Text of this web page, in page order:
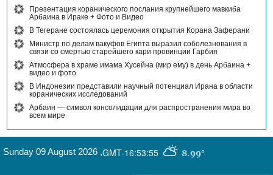
Презентация коранического послания крупнейшего мавкиба
Арбаина в Ираке + Фото и Видео
В Тегеране состоялась церемония открытия Корана Заферани
Министр по делам вакуфов Египта выразил соболезнования в
связи со смертью старейшего кари провинции Гарбия
Атмосфера в храме имама Хусейна (мир ему) в день Арбаина +
видео и фото
В Индонезии представили научный потенциал Ирана в области
коранических исследований
Арбаин — символ консолидации для распространения мира во
всем мире
GMT-16:53:55 8.99°
Sunday 09 August 2026 ,